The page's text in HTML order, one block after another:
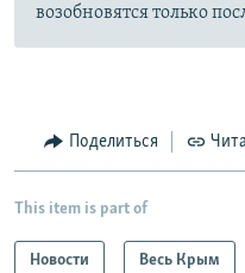
возобновятся только
Поделиться
This item is part of
Новости Весь Крым